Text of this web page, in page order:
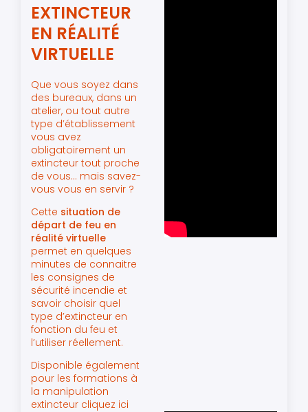
EXTINCTEUR
EN RÉALITÉ
VIRTUELLE
Que vous soyez dans
des bureaux, dans un
atelier, ou tout autre
type d’établissement
vous avez
obligatoirement un
extincteur tout proche
de vous… mais savez-
vous vous en servir ?
Cette situation de
départ de feu en
réalité virtuelle
permet en quelques
minutes de connaitre
les consignes de
sécurité incendie et
savoir choisir quel
type d’extincteur en
fonction du feu et
l’utiliser réellement.
Disponible également
pour les formations à
la manipulation
extincteur cliquez ici